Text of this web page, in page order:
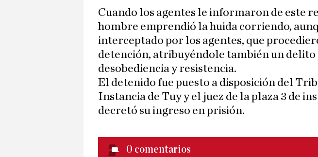
Cuando los agentes le informaron de este
hombre emprendió la huida corriendo,
interceptado por los agentes, que
detención, atribuyéndole también un delito
desobediencia y resistencia.
El detenido fue puesto a disposición del
Instancia de Tuy y el juez de la plaza 3 de
decretó su ingreso en prisión.
0 comentarios